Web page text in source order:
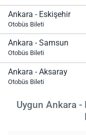
Ankara - Eskişehir
Otobüs Bileti
Ankara - Samsun
Otobüs Bileti
Ankara - Aksaray
Otobüs Bileti
Uygun Ankara -